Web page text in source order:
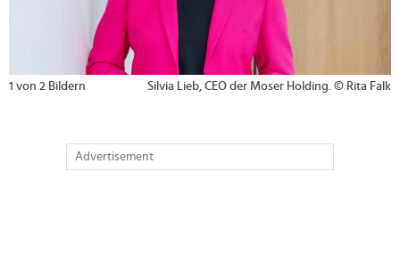
1 von 2 Bildern Silvia Lieb, CEO der Moser Holding. © Rita Falk
Advertisement